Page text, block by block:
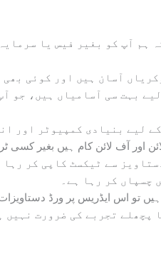
ہم آپ کو بغیر فیس یا
آسان ہیں اور کوئی
بہت سی آسامیاں ہیں، جو
لیے بنیادی کمپیوٹر اور
سے ٹیکسٹ کاپی کر
چسپاں کر رہا ہے۔
تو اس ایڈریس پر ورڈ
پچھلے تجربے کی ضرورت نہیں